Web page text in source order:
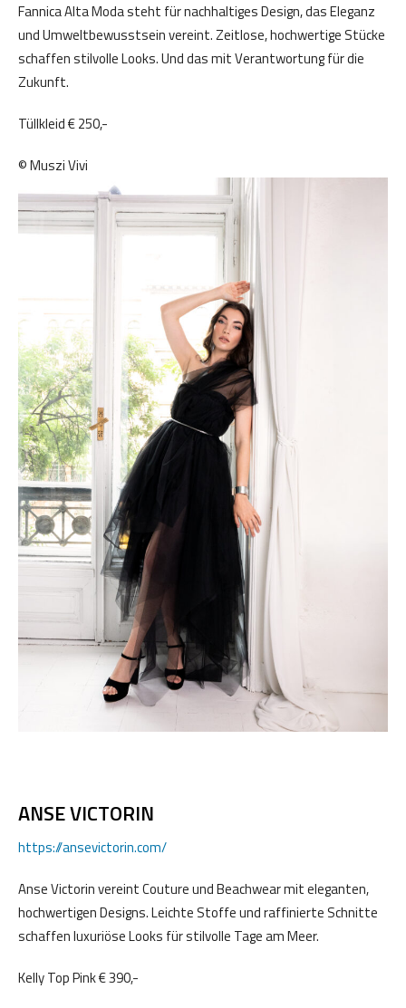
Fannica Alta Moda steht für nachhaltiges Design, das Eleganz
und Umweltbewusstsein vereint. Zeitlose, hochwertige Stücke
schaffen stilvolle Looks. Und das mit Verantwortung für die
Zukunft.
Tüllkleid € 250,-
© Muszi Vivi
ANSE VICTORIN
https://ansevictorin.com/
Anse Victorin vereint Couture und Beachwear mit eleganten,
hochwertigen Designs. Leichte Stoffe und raffinierte Schnitte
schaffen luxuriöse Looks für stilvolle Tage am Meer.
Kelly Top Pink € 390,-